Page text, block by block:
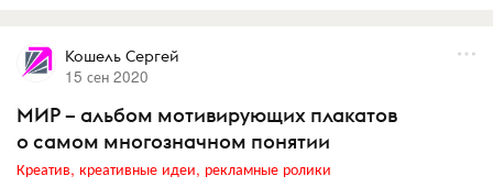
Кошель Сергей
15 сен 2020
МИР – альбом мотивирующих плакатов
о самом многозначном понятии
Креатив, креативные идеи, рекламные ролики